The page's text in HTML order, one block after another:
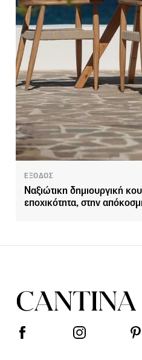
ΕΞΟΔΟΣ
Ναξιώτικη δημιουργική
εποχικότητα, στην